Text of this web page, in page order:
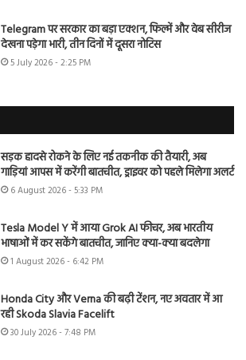
Telegram पर सरकार का बड़ा एक्शन, फिल्में और वेब सीरीज
देखना पड़ेगा भारी, तीन दिनों में दूसरा नोटिस
5 July 2026 - 2:25 PM
सड़क हादसे रोकने के लिए नई तकनीक की तैयारी, अब
गाड़ियां आपस में करेंगी बातचीत, ड्राइवर को पहले मिलेगा अलर्ट
6 August 2026 - 5:33 PM
Tesla Model Y में आया Grok AI फीचर, अब भारतीय
भाषाओं में कर सकेंगे बातचीत, जानिए क्या-क्या बदलेगा
1 August 2026 - 6:42 PM
Honda City और Verna की बढ़ी टेंशन, नए अवतार में आ
रही Skoda Slavia Facelift
30 July 2026 - 7:48 PM